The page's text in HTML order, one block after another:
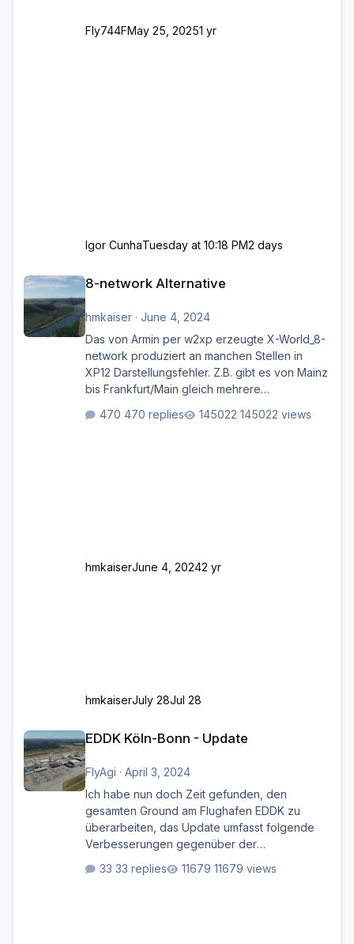
Fly744FMay 25, 20251 yr
Igor CunhaTuesday at 10:18 PM2 days
8-network Alternative
hmkaiser· June 4, 2024
Das von Armin per w2xp erzeugte X-World_8-
network produziert an manchen Stellen in
XP12 Darstellungsfehler. Z.B. gibt es von Mainz
bis Frankfurt/Main gleich mehrere
zugemauert sind. Niederräder Brücke
470 replies 145022 views
hmkaiserJune 4, 20242 yr
hmkaiserJuly 28Jul 28
EDDK Köln-Bonn - Update
FlyAgi · April 3, 2024
Ich habe nun doch Zeit gefunden, den
gesamten Ground am Flughafen EDDK zu
überarbeiten, das Update umfasst folgende
Verbesserungen gegenüber der
Bodenmarkierungen (der Flughafen sollte
33 replies 11679 views